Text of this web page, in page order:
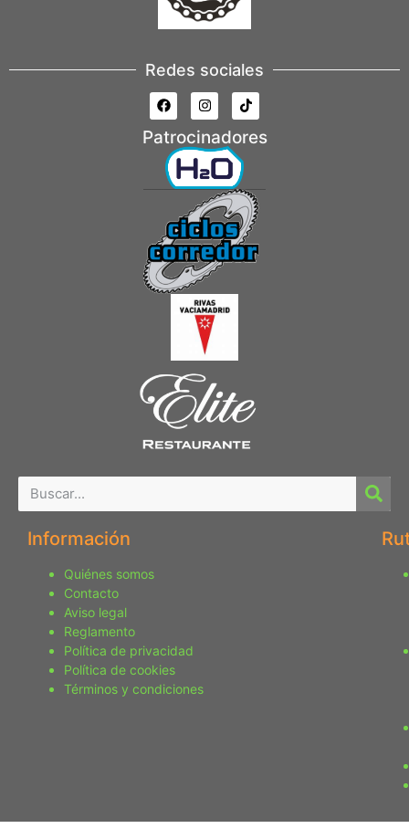
Redes sociales
Patrocinadores
Información
Quiénes somos
Contacto
Aviso legal
Reglamento
Política de privacidad
Política de cookies
Términos y condiciones